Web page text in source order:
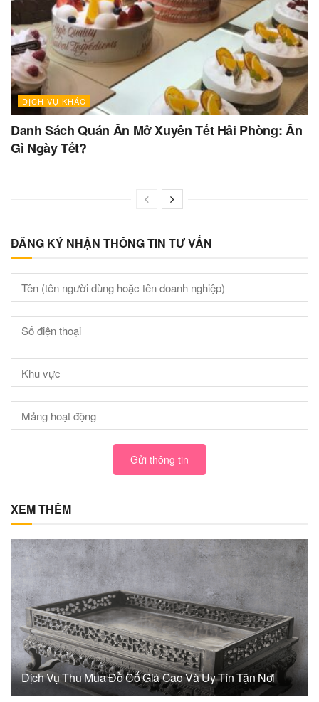
DỊCH VỤ KHÁC
Danh Sách Quán Ăn Mở Xuyên Tết Hải Phòng: Ăn
Gì Ngày Tết?
ĐĂNG KÝ NHẬN THÔNG TIN TƯ VẤN
Gửi thông tin
XEM THÊM
Dịch Vụ Thu Mua Đồ Cổ Giá Cao Và Uy Tín Tận Nơi